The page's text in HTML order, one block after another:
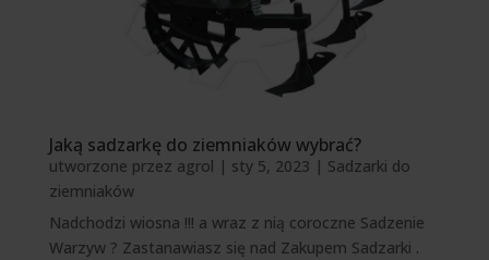
Jaką sadzarkę do ziemniaków wybrać?
utworzone przez agrol | sty 5, 2023 | Sadzarki do
ziemniaków
Nadchodzi wiosna !!! a wraz z nią coroczne Sadzenie
Warzyw ? Zastanawiasz się nad Zakupem Sadzarki .